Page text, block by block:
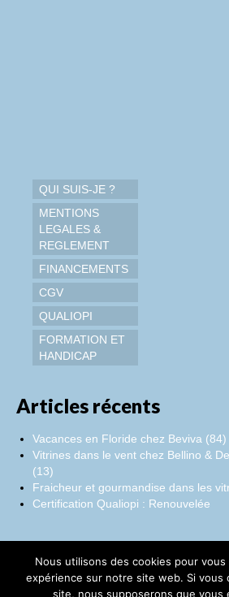
QUI SUIS-JE ?
MENTIONS
LEGALES &
REGLEMENT
FINANCEMENTS
CGV
QUALIOPI
FORMATION ET
HANDICAP
Articles récents
Vacances en Floride chez Beviva (84)
Vitrines dans le vent chez Bellino &
(13)
Fraicheur et gourmandise dans les
Certification Qualiopi : Renouvelée
Facebook
Instagram
LinkedIn
Nous utilisons des cookies pour vous
expérience sur notre site web. Si vous
site, nous supposerons que vous